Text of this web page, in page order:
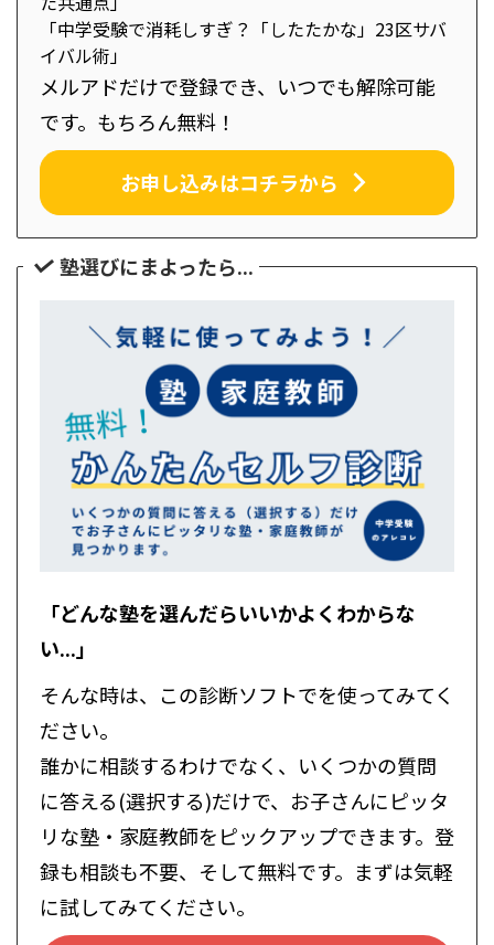
「中学受験で消耗しすぎ？「したたかな」23区サバ
イバル術」
メルアドだけで登録でき、いつでも解除可能
です。もちろん無料！
お申し込みはコチラから
塾選びにまよったら...
「どんな塾を選んだらいいかよくわからな
い...」
そんな時は、この診断ソフトでを使ってみてく
ださい。
誰かに相談するわけでなく、いくつかの質問
に答える(選択する)だけで、お子さんにピッタ
リな塾・家庭教師をピックアップできます。登
録も相談も不要、そして無料です。まずは気軽
に試してみてください。